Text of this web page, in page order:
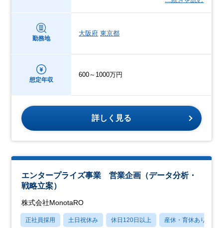
勤務地
大阪府 東京都
想定年収
600～1000万円
詳しく見る
エンタープライズ事業 営業企画（データ分析・
戦略立案）
株式会社MonotaRO
正社員採用 土日祝休み 休日120日以上 産休・育休あり